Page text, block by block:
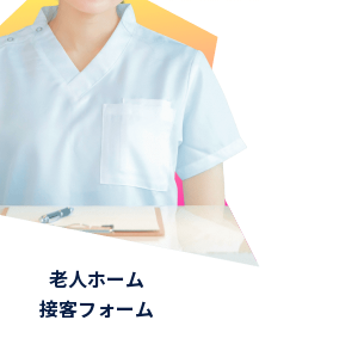
老人ホーム
接客フォーム